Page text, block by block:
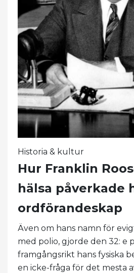
Historia & kultur
Hur Franklin
hälsa påverkade
ordförandeskap
Även om hans namn för
med polio, gjorde den 32: e
framgångsrikt hans fysiska
en icke-fråga för det mesta